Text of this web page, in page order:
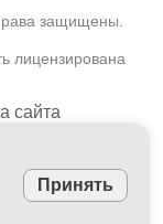
защищены.
лицензирована
сайта
данных
офертой
Принять